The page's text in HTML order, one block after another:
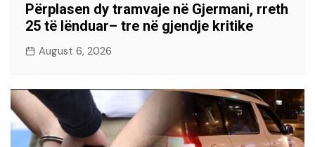
Përplasen dy tramvaje në Gjermani, rreth
25 të lënduar– tre në gjendje kritike
August 6, 2026